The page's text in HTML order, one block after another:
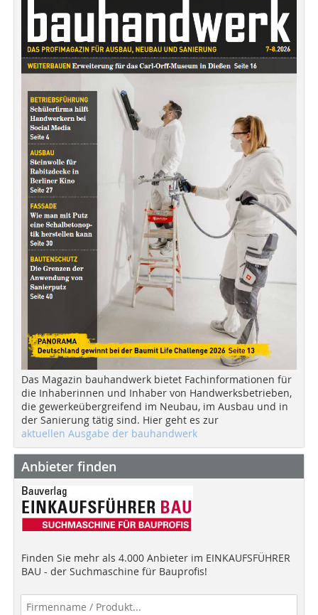
Das Magazin bauhandwerk bietet Fachinformationen für
die Inhaberinnen und Inhaber von Handwerksbetrieben,
die gewerkeübergreifend im Neubau, im Ausbau und in
der Sanierung tätig sind. Hier geht es zur
aktuellen Ausgabe der bauhandwerk
Anbieter finden
Finden Sie mehr als 4.000 Anbieter im EINKAUFSFÜHRER
BAU - der Suchmaschine für Bauprofis!